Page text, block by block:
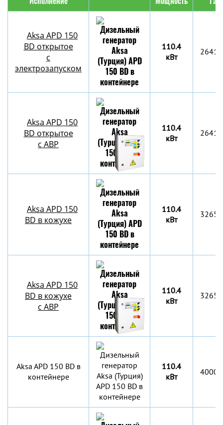
Aksa APD 150
BD открытое
с
электрозапуском
110.4
кВт
Aksa APD 150
BD открытое
с АВР
110.4
кВт
Aksa APD 150
BD в кожухе
110.4
кВт
Aksa APD 150
BD в кожухе
с АВР
110.4
кВт
Aksa APD 150 BD в
контейнере
110.4
кВт